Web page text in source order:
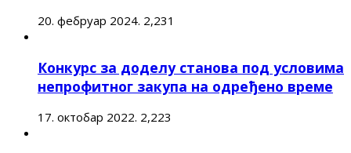
20. фебруар 2024. 2,231
Конкурс за доделу станова под условима
непрофитног закупа на одређено време
17. октобар 2022. 2,223